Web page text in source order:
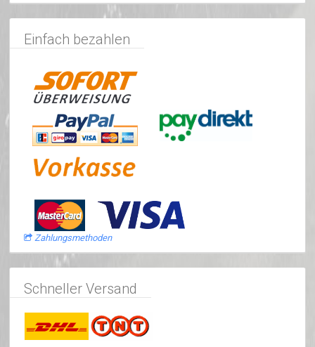
Einfach bezahlen
Zahlungsmethoden
Schneller Versand